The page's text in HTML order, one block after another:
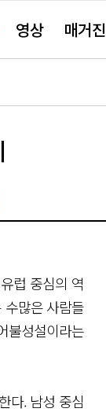
영상 매거진
럽 중심의 역
수많은 사람들
불성설이라는
다. 남성 중심